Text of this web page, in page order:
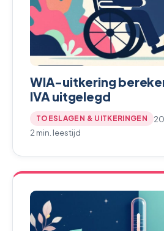
WIA-uitkering
IVA uitgelegd
TOESLAGEN & UITKERINGEN
2 min. leestijd